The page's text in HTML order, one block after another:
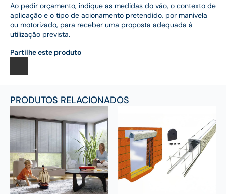
Ao pedir orçamento, indique as medidas do vão, o contexto de
aplicação e o tipo de acionamento pretendido, por manivela
ou motorizado, para receber uma proposta adequada à
utilização prevista.
Partilhe este produto
PRODUTOS RELACIONADOS